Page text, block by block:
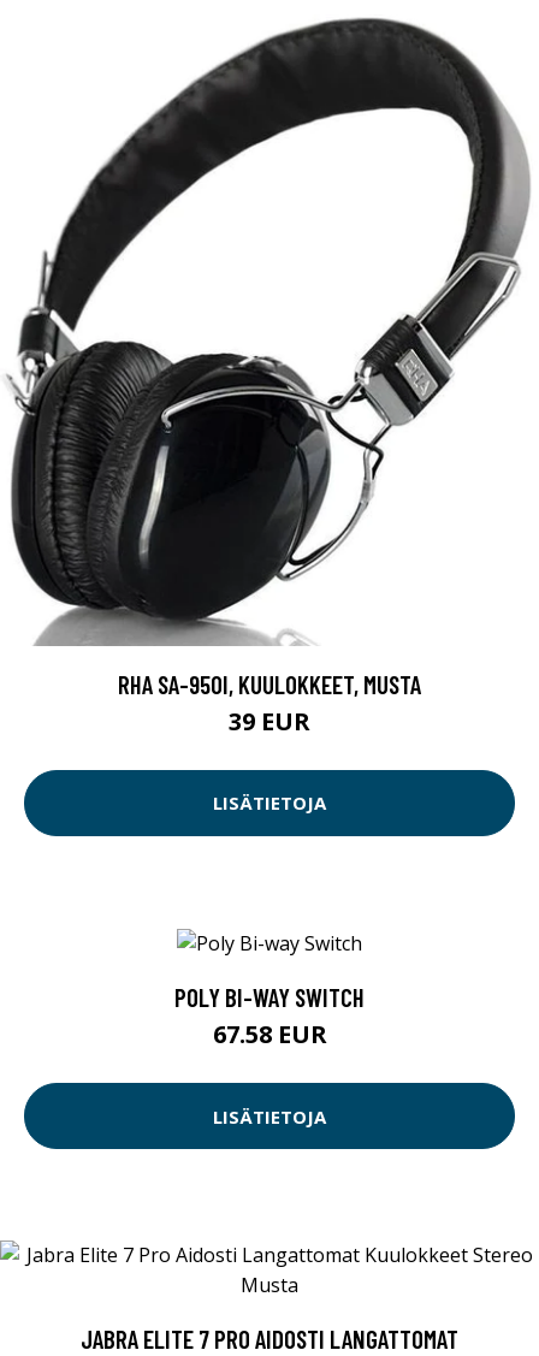
RHA SA-950I, KUULOKKEET, MUSTA
39 EUR
LISÄTIETOJA
POLY BI-WAY SWITCH
67.58 EUR
LISÄTIETOJA
JABRA ELITE 7 PRO AIDOSTI LANGATTOMAT